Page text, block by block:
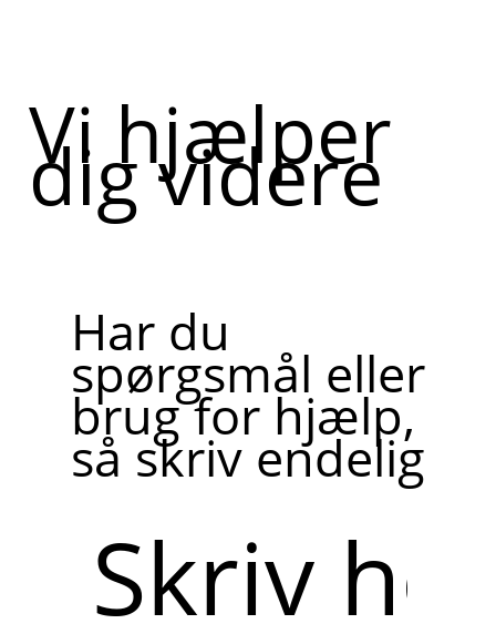
Vi hjælper
dig videre
Har du
spørgsmål eller
brug for hjælp,
så skriv endelig
her